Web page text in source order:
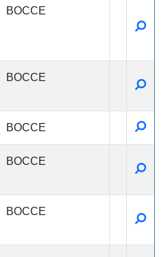
BOCCE
BOCCE
BOCCE
BOCCE
BOCCE